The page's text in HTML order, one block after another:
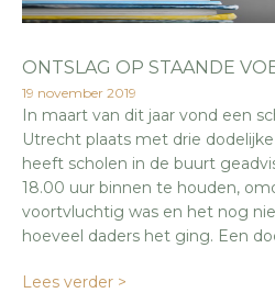
ONTSLAG OP STAANDE
19 november 2019
In maart van dit jaar vond een
Utrecht plaats met drie
heeft scholen in de buurt
18.00 uur binnen te houden,
voortvluchtig was en het nog
hoeveel daders het ging. Een
Lees verder >